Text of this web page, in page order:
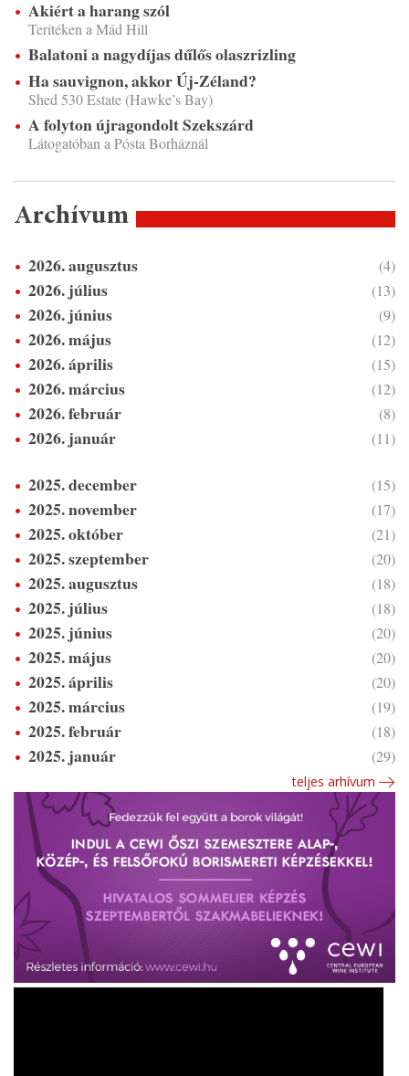
Akiért a harang szól
Terítéken a Mád Hill
Balatoni a nagydíjas dűlős olaszrizling
Ha sauvignon, akkor Új-Zéland?
Shed 530 Estate (Hawke’s Bay)
A folyton újragondolt Szekszárd
Látogatóban a Pósta Borháznál
Archívum
2026. augusztus (4)
2026. július (13)
2026. június (9)
2026. május (12)
2026. április (15)
2026. március (12)
2026. február (8)
2026. január (11)
2025. december (15)
2025. november (17)
2025. október (21)
2025. szeptember (20)
2025. augusztus (18)
2025. július (18)
2025. június (20)
2025. május (20)
2025. április (20)
2025. március (19)
2025. február (18)
2025. január (29)
teljes arhívum